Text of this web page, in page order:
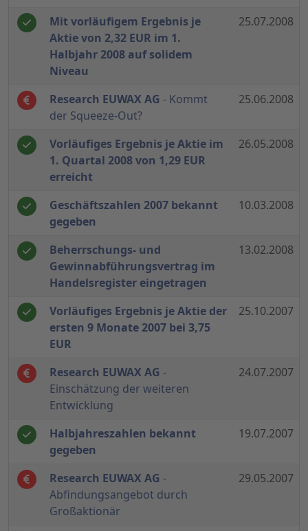
Mit vorläufigem Ergebnis je
Aktie von 2,32 EUR im 1.
Halbjahr 2008 auf solidem
Niveau
25.07.2008
Research EUWAX AG - Kommt
der Squeeze-Out?
25.06.2008
Vorläufiges Ergebnis je Aktie im
1. Quartal 2008 von 1,29 EUR
erreicht
26.05.2008
Geschäftszahlen 2007 bekannt
gegeben
10.03.2008
Beherrschungs- und
Gewinnabführungsvertrag im
Handelsregister eingetragen
13.02.2008
Vorläufiges Ergebnis je Aktie der
ersten 9 Monate 2007 bei 3,75
EUR
25.10.2007
Research EUWAX AG -
Einschätzung der weiteren
Entwicklung
24.07.2007
Halbjahreszahlen bekannt
gegeben
19.07.2007
Research EUWAX AG -
Abfindungsangebot durch
Großaktionär
29.05.2007